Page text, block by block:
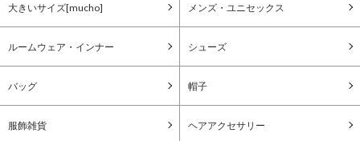
大きいサイズ[mucho] メンズ・ユニセックス
ルームウェア・インナー シューズ
バッグ 帽子
服飾雑貨 ヘアアクセサリー